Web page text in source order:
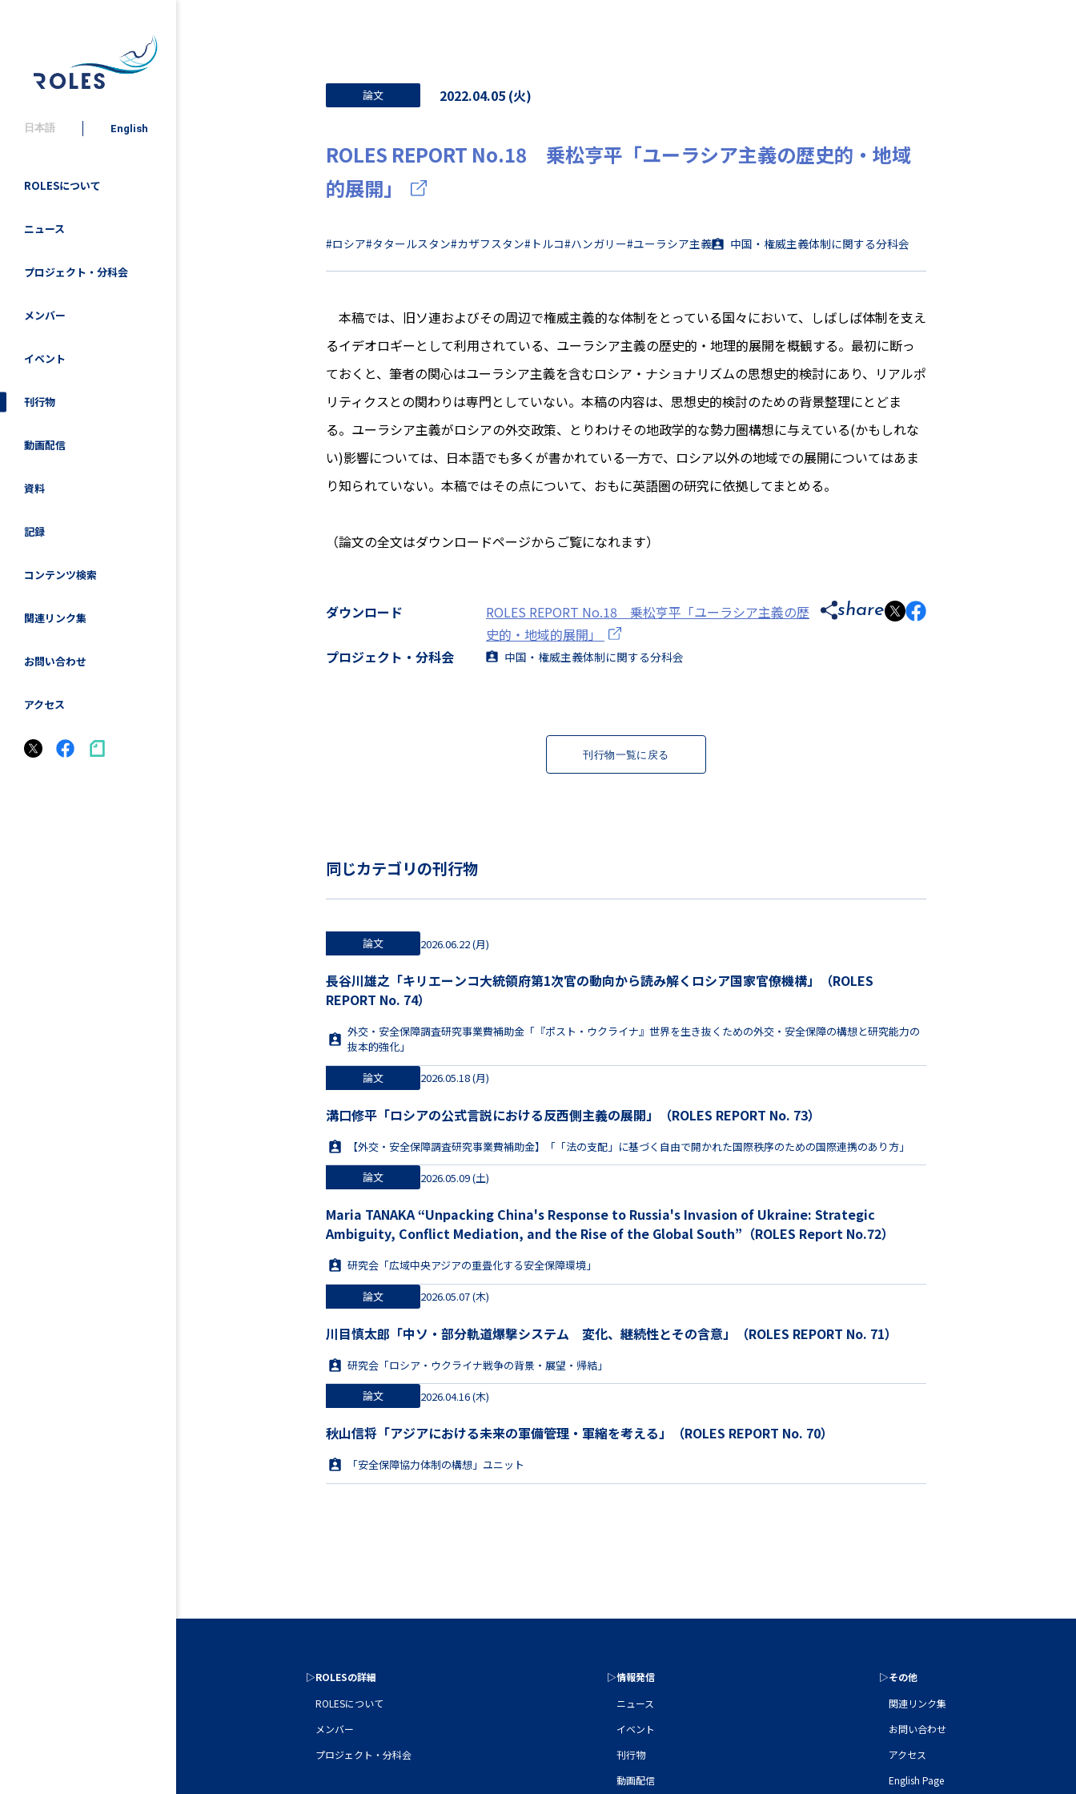
日本語 English
ROLESについて
ニュース
プロジェクト・分科会
メンバー
イベント
刊行物
動画配信
資料
記録
コンテンツ検索
関連リンク集
お問い合わせ
アクセス
論文 2022.04.05 (火)
ROLES REPORT No.18 乗松亨平「ユーラシア主義の歴史的・地域
的展開」
#ロシア#タタールスタン#カザフスタン#トルコ#ハンガリー#ユーラシア主義 中国・権威主義体制に関する分科会
本稿では、旧ソ連およびその周辺で権威主義的な体制をとっている国々において、しばしば体制を支え
るイデオロギーとして利用されている、ユーラシア主義の歴史的・地理的展開を概観する。最初に断っ
ておくと、筆者の関心はユーラシア主義を含むロシア・ナショナリズムの思想史的検討にあり、リアルポ
リティクスとの関わりは専門としていない。本稿の内容は、思想史的検討のための背景整理にとどま
る。ユーラシア主義がロシアの外交政策、とりわけその地政学的な勢力圏構想に与えている(かもしれな
い)影響については、日本語でも多くが書かれている一方で、ロシア以外の地域での展開についてはあま
り知られていない。本稿ではその点について、おもに英語圏の研究に依拠してまとめる。
（論文の全文はダウンロードページからご覧になれます）
ダウンロード
ROLES REPORT No.18 乗松亨平「ユーラシア主義の歴
史的・地域的展開」
プロジェクト・分科会
中国・権威主義体制に関する分科会
share
刊行物一覧に戻る
同じカテゴリの刊行物
論文 2026.06.22 (月)
長谷川雄之「キリエーンコ大統領府第1次官の動向から読み解くロシア国家官僚機構」（ROLES
REPORT No. 74）
外交・安全保障調査研究事業費補助金「『ポスト・ウクライナ』世界を生き抜くための外交・安全保障の構想と研究能力の
抜本的強化」
論文 2026.05.18 (月)
溝口修平「ロシアの公式言説における反西側主義の展開」（ROLES REPORT No. 73）
【外交・安全保障調査研究事業費補助金】「「法の支配」に基づく自由で開かれた国際秩序のための国際連携のあり方」
論文 2026.05.09 (土)
Maria TANAKA “Unpacking China's Response to Russia's Invasion of Ukraine: Strategic
Ambiguity, Conflict Mediation, and the Rise of the Global South”（ROLES Report No.72）
研究会「広域中央アジアの重畳化する安全保障環境」
論文 2026.05.07 (木)
川目慎太郎「中ソ・部分軌道爆撃システム 変化、継続性とその含意」（ROLES REPORT No. 71）
研究会「ロシア・ウクライナ戦争の背景・展望・帰結」
論文 2026.04.16 (木)
秋山信将「アジアにおける未来の軍備管理・軍縮を考える」（ROLES REPORT No. 70）
「安全保障協力体制の構想」ユニット
▷ROLESの詳細
ROLESについて
メンバー
プロジェクト・分科会
▷情報発信
ニュース
イベント
刊行物
動画配信
▷その他
関連リンク集
お問い合わせ
アクセス
English Page